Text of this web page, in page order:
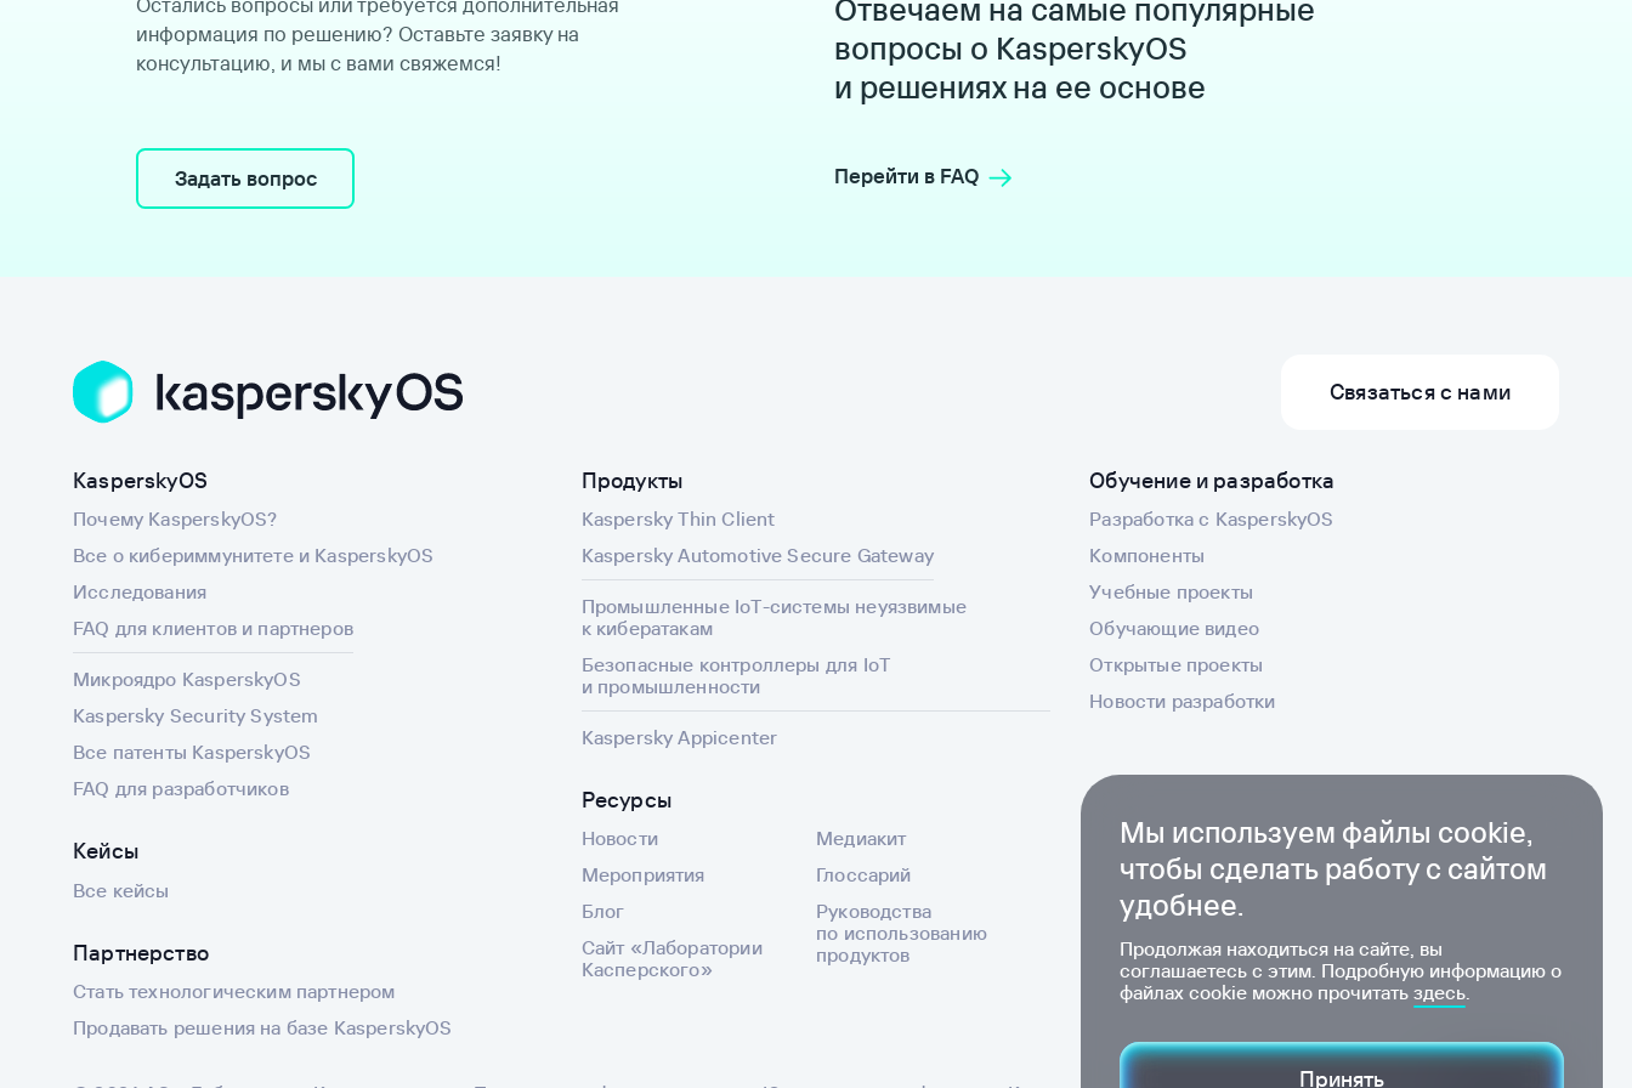
информация по решению? Оставьте заявку на
консультацию, и мы с вами свяжемся!
Задать вопрос
Отвечаем на самые популярные
вопросы о KasperskyOS
и решениях на ее основе
Перейти в FAQ
Связаться с нами
KasperskyOS
Почему KasperskyOS?
Все о кибериммунитете и KasperskyOS
Исследования
FAQ для клиентов и партнеров
Микроядро KasperskyOS
Kaspersky Security System
Все патенты KasperskyOS
FAQ для разработчиков
Кейсы
Все кейсы
Партнерство
Стать технологическим партнером
Продавать решения на базе KasperskyOS
Продукты
Kaspersky Thin Client
Kaspersky Automotive Secure Gateway
Промышленные IoT-системы неуязвимые
к кибератакам
Безопасные контроллеры для IoT
и промышленности
Kaspersky Appicenter
Ресурсы
Новости
Мероприятия
Блог
Сайт «Лаборатории
Касперского»
Медиакит
Глоссарий
Руководства
по использованию
продуктов
Обучение и разработка
Разработка с KasperskyOS
Компоненты
Учебные проекты
Обучающие видео
Открытые проекты
Новости разработки
Мы используем файлы cookie,
чтобы сделать работу с сайтом
удобнее.
Продолжая находиться на сайте, вы
соглашаетесь с этим. Подробную информацию о
файлах cookie можно прочитать здесь.
Принять